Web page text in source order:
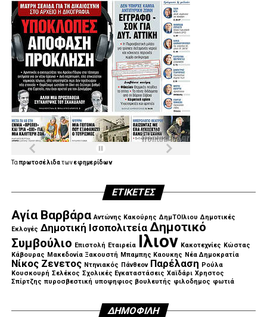
.
.
Ταπρωτοσέλιδατωνεφημερίδων
ΕΤΙΚΈΤΕΣ
Αγία Βαρβάρα Αντώνης Κακούρης ΔημΤΟΙλιου Δημοτικές
Εκλογές Δημοτική Ισοπολιτεία Δημοτικό
Συμβούλιο Επιστολή Εταιρεία Ιλιον Κακοτεχνίες Κώστας
Κάβουρας Μακεδονία Ξακουστή Μπαμπης Καουκης Νέα Δημοκρατία
Νίκος Ζενετος Ντηνιακός Πάνθεον Παρέλαση Ρούλα
Κουσκουρή Σελέκος Σχολικές Εγκαταστάσεις Χαϊδάρι Χρηστος
Σπίρτζης πυροσβεστική υποψηφιος βουλευτής φιλοδημος φωτιά
ΔΗΜΟΦΙΛΉ